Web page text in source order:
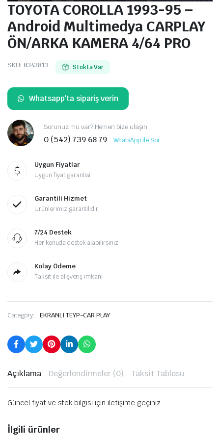
TOYOTA COROLLA 1993-95 –
Android Multimedya CARPLAY
ÖN/ARKA KAMERA 4/64 PRO
SKU: 8343813 Stokta Var
Whatsapp'ta sipariş verin
Sorunuz mu var? Hemen bize ulaşın
0 (542) 739 68 79 WhatsApp ile Sor
Uygun Fiyatlar
Uygun fiyat garantisi
Garantili Hizmet
Ürünlerimiz garantilidir
7/24 Destek
Her konuda destek alabilirsiniz
Kolay Ödeme
Taksit ile alışveriş imkanı
Category: EKRANLI TEYP-CAR PLAY
Açıklama Değerlendirmeler (0) Taksit Tablosu
Güncel fiyat ve stok bilgisi için iletişime geçiniz
İlgili ürünler